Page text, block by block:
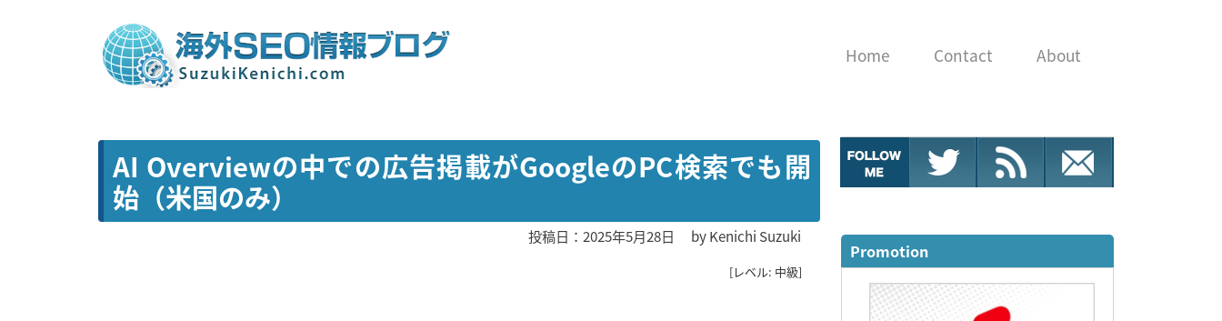
Home Contact About
AI Overviewの中での広告掲載がGoogleのPC検索でも開
始（米国のみ）
投稿日：2025年5月28日 byKenichi Suzuki
[レベル: 中級]
Promotion